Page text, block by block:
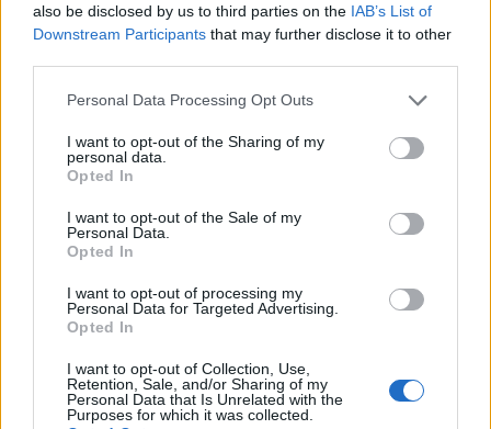
also be disclosed by us to third parties on the IAB’s List of
Downstream Participants that may further disclose it to other
Personal Data Processing Opt Outs
I want to opt-out of the Sharing of my
personal data.
Opted In
I want to opt-out of the Sale of my
Personal Data.
Opted In
I want to opt-out of processing my
Personal Data for Targeted Advertising.
Opted In
I want to opt-out of Collection, Use,
Retention, Sale, and/or Sharing of my
Personal Data that Is Unrelated with the
Purposes for which it was collected.